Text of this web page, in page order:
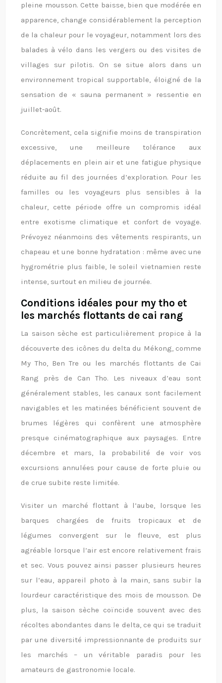
pleine mousson. Cette baisse, bien que modérée en
apparence, change considérablement la perception
de la chaleur pour le voyageur, notamment lors des
balades à vélo dans les vergers ou des visites de
villages sur pilotis. On se situe alors dans un
environnement tropical supportable, éloigné de la
sensation de « sauna permanent » ressentie en
juillet-août.
Concrètement, cela signifie moins de transpiration
excessive, une meilleure tolérance aux
déplacements en plein air et une fatigue physique
réduite au fil des journées d’exploration. Pour les
familles ou les voyageurs plus sensibles à la
chaleur, cette période offre un compromis idéal
entre exotisme climatique et confort de voyage.
Prévoyez néanmoins des vêtements respirants, un
chapeau et une bonne hydratation : même avec une
hygrométrie plus faible, le soleil vietnamien reste
intense, surtout en milieu de journée.
Conditions idéales pour my tho et
les marchés flottants de cai rang
La saison sèche est particulièrement propice à la
découverte des icônes du delta du Mékong, comme
My Tho, Ben Tre ou les marchés flottants de Cai
Rang près de Can Tho. Les niveaux d’eau sont
généralement stables, les canaux sont facilement
navigables et les matinées bénéficient souvent de
brumes légères qui confèrent une atmosphère
presque cinématographique aux paysages. Entre
décembre et mars, la probabilité de voir vos
excursions annulées pour cause de forte pluie ou
de crue subite reste limitée.
Visiter un marché flottant à l’aube, lorsque les
barques chargées de fruits tropicaux et de
légumes convergent sur le fleuve, est plus
agréable lorsque l’air est encore relativement frais
et sec. Vous pouvez ainsi passer plusieurs heures
sur l’eau, appareil photo à la main, sans subir la
lourdeur caractéristique des mois de mousson. De
plus, la saison sèche coïncide souvent avec des
récoltes abondantes dans le delta, ce qui se traduit
par une diversité impressionnante de produits sur
les marchés – un véritable paradis pour les
amateurs de gastronomie locale.